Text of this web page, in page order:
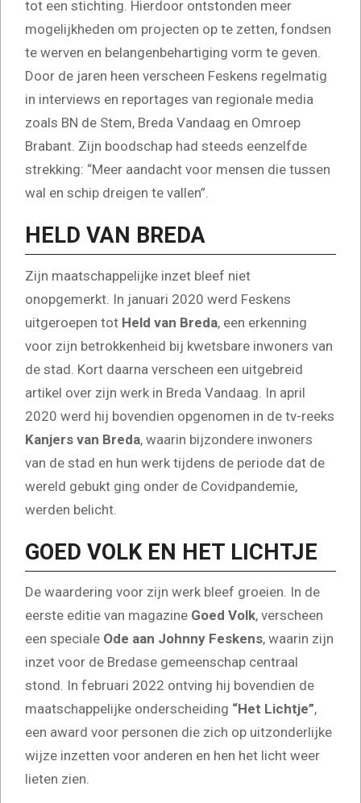
tot een stichting. Hierdoor ontstonden meer
mogelijkheden om projecten op te zetten, fondsen
te werven en belangenbehartiging vorm te geven.
Door de jaren heen verscheen Feskens regelmatig
in interviews en reportages van regionale media
zoals BN de Stem, Breda Vandaag en Omroep
Brabant. Zijn boodschap had steeds eenzelfde
strekking: “Meer aandacht voor mensen die tussen
wal en schip dreigen te vallen”.
HELD VAN BREDA
Zijn maatschappelijke inzet bleef niet
onopgemerkt. In januari 2020 werd Feskens
uitgeroepen tot Held van Breda, een erkenning
voor zijn betrokkenheid bij kwetsbare inwoners van
de stad. Kort daarna verscheen een uitgebreid
artikel over zijn werk in Breda Vandaag. In april
2020 werd hij bovendien opgenomen in de tv-reeks
Kanjers van Breda, waarin bijzondere inwoners
van de stad en hun werk tijdens de periode dat de
wereld gebukt ging onder de Covidpandemie,
werden belicht.
GOED VOLK EN HET LICHTJE
De waardering voor zijn werk bleef groeien. In de
eerste editie van magazine Goed Volk, verscheen
een speciale Ode aan Johnny Feskens, waarin zijn
inzet voor de Bredase gemeenschap centraal
stond. In februari 2022 ontving hij bovendien de
maatschappelijke onderscheiding “Het Lichtje”,
een award voor personen die zich op uitzonderlijke
wijze inzetten voor anderen en hen het licht weer
lieten zien.